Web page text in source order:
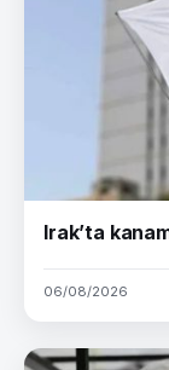
Irak’ta
06/08/2026